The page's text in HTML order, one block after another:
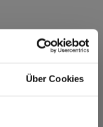
Über Cookies